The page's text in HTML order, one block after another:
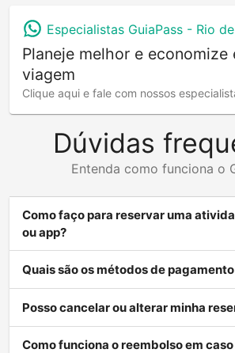
Especialistas GuiaPass - Rio
Planeje melhor e economize
viagem
Clique aqui e fale com nossos
Dúvidas
Entenda como funciona o
Como faço para reservar uma
ou app?
Quais são os métodos de
Posso cancelar ou alterar minha
Como funciona o reembolso em